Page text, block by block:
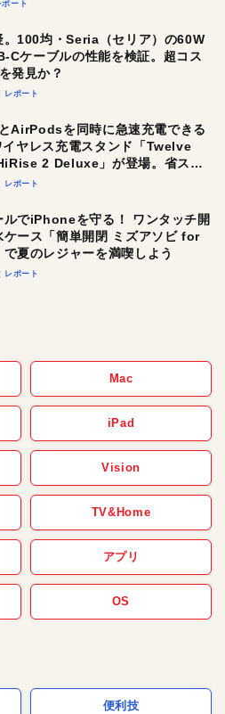
ポート
。100均・Seria（セリア）の60W
Cケーブルの性能を検証。超コス
発見か？
レポート
AirPodsを同時に急速充電できる
ヤレス充電スタンド「Twelve
2 Deluxe」が登場。省スペ
ゃれに充電したい人にオスス
レポート
ルでiPhoneを守る！ ワンタッチ開
ケース「簡単開閉 ミズアソビ for
で夏のレジャーを満喫しよう
レポート
Mac
iPad
Vision
TV&Home
アプリ
OS
便利技